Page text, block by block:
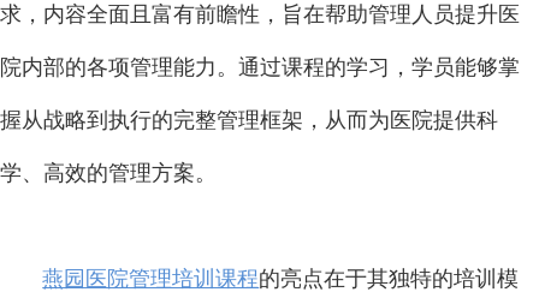
求，内容全面且富有前瞻性，旨在帮助管理人员提升医
院内部的各项管理能力。通过课程的学习，学员能够掌
握从战略到执行的完整管理框架，从而为医院提供科
学、高效的管理方案。
燕园医院管理培训课程的亮点在于其独特的培训模